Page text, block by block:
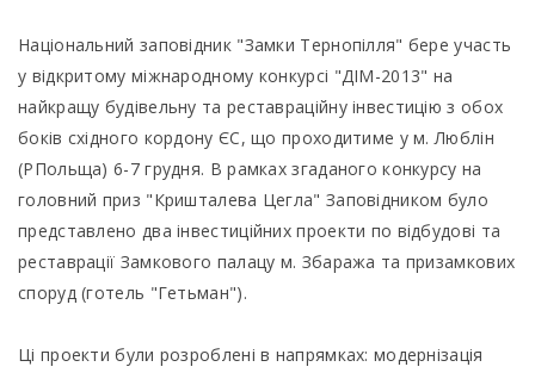
Національний заповідник "Замки Тернопілля" бере участь
у відкритому міжнародному конкурсі "ДІМ-2013" на
найкращу будівельну та реставраційну інвестицію з обох
боків східного кордону ЄС, що проходитиме у м. Люблін
(РПольща) 6-7 грудня. В рамках згаданого конкурсу на
головний приз "Кришталева Цегла" Заповідником було
представлено два інвестиційних проекти по відбудові та
реставрації Замкового палацу м. Збаража та призамкових
споруд (готель "Гетьман").
Ці проекти були розроблені в напрямках: модернізація